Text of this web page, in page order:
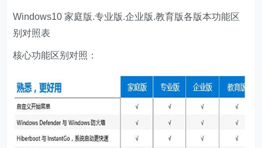
Windows10 家庭版.专业版.企业版.教育版各版本功能区
别对照表
核心功能区别对照：